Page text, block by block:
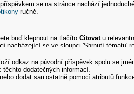
se na stránce nachází
ručně.
buď klepnout na tlačítoCitovatu
nacházející se ve sloupci 'Shrnutí tématu'
odkaz na původní příspěvek spolu se
těchto dodatečných informací.
dodat samostatně pomocí atributů